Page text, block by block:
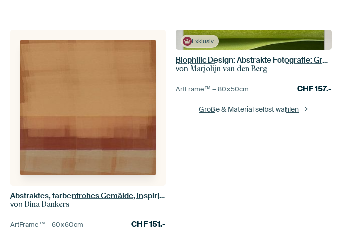
Abstraktes, farbenfrohes Gemälde, inspiriert von Mark Rothko
vonDina Dankers
ArtFrame™ –60×60cm CHF151.-
Exklusiv
Biophilic Design: Abstrakte Fotografie: Grün horizontal
vonMarjolijn van den Berg
ArtFrame™ –80×50cm CHF157.-
Größe & Material selbst wählen